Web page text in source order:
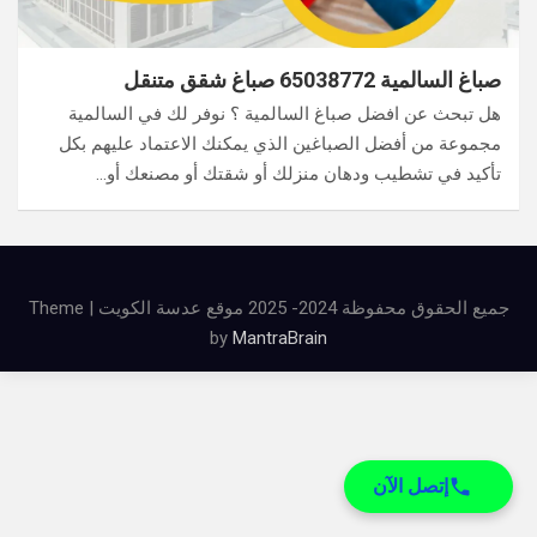
صباغ السالمية 65038772 صباغ شقق متنقل
هل تبحث عن افضل صباغ السالمية ؟ نوفر لك في السالمية
مجموعة من أفضل الصباغين الذي يمكنك الاعتماد عليهم بكل
تأكيد في تشطيب ودهان منزلك أو شقتك أو مصنعك أو…
جميع الحقوق محفوظة 2024- 2025 موقع عدسة الكويت | Theme
by MantraBrain
إتصل الآن